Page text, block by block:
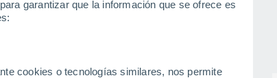
garantizar que la información que se ofrece es
cookies o tecnologías similares, nos permite